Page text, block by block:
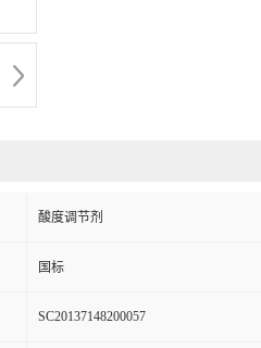
酸度调节剂
国标
SC20137148200057